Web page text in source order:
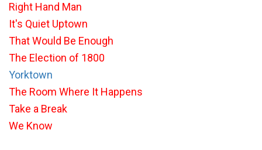
Right Hand Man
It's Quiet Uptown
That Would Be Enough
The Election of 1800
Yorktown
The Room Where It Happens
Take a Break
We Know